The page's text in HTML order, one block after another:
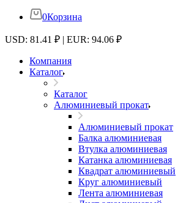
0Корзина
USD: 81.41 ₽ | EUR: 94.06 ₽
Компания
Каталог
Каталог
Алюминиевый прокат
Алюминиевый прокат
Балка алюминиевая
Втулка алюминиевая
Катанка алюминиевая
Квадрат алюминиевый
Круг алюминиевый
Лента алюминиевая